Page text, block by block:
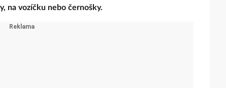
na vozíčku nebo černošky.